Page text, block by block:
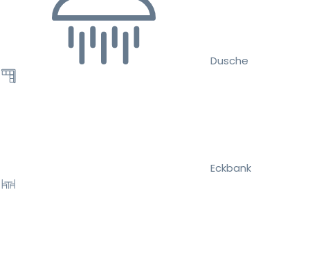
Dusche
Eckbank